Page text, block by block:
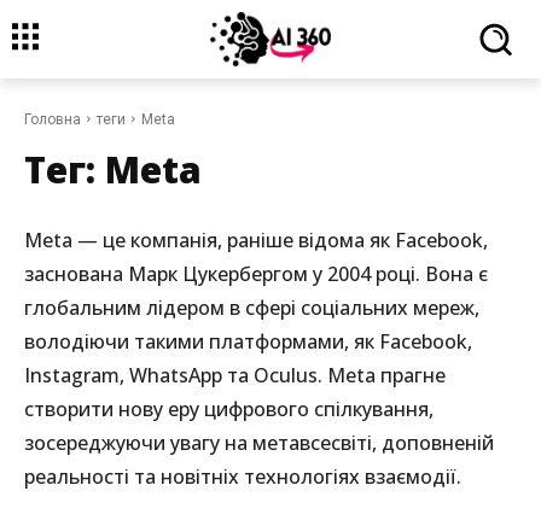
Головна теги Meta
Тег: Meta
Meta — це компанія, раніше відома як Facebook,
заснована Марк Цукербергом у 2004 році. Вона є
глобальним лідером в сфері соціальних мереж,
володіючи такими платформами, як Facebook,
Instagram, WhatsApp та Oculus. Meta прагне
створити нову еру цифрового спілкування,
зосереджуючи увагу на метавсесвіті, доповненій
реальності та новітніх технологіях взаємодії.